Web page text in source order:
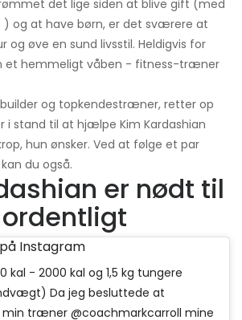
det lige siden at blive gift (med
) og at have børn, er det sværere at
og øve en sund livsstil. Heldigvis for
et hemmeligt våben - fitness-træner
og topkendestræner, retter op
i stand til at hjælpe Kim Kardashian
hun ønsker. Ved at følge et par
du også.
er nødt til
Instagram
kal - 2000 kal og 1,5 kg tungere
Da jeg besluttede at
min træner @coachmarkcarroll mine